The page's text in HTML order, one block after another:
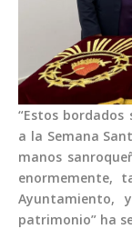
“Estos
a la Semana
manos
enormemente,
Ayuntamiento,
patrimonio” ha